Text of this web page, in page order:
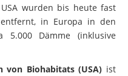
wurden bis heute fast
in Europa in den
5.000 Dämme (inklusive
von Biohabitats (USA) ist